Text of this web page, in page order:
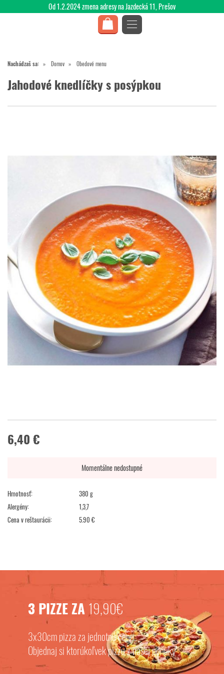
Nachádzaš sa: Domov Obedové menu
Jahodové knedlíčky s posýpkou
6,40 €
Momentálne nedostupné
Hmotnosť:
380 g
Alergény:
1,3,7
Cena v reštaurácii:
5.90 €
3 PIZZE ZA 19,90€
3x30cm pizza za jednotnú cenu.
Objednaj si ktorúkoľvek pizzu z našej ponuky
Od 1.2.2024 zmena adresy na Jazdecká 11, Prešov